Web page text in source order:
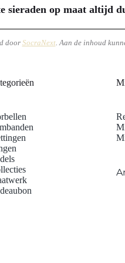
met edelstenen,
en voorkeuren en jij een uniek
sieraden op maat altijd
handgemaakte sieraden op
ontwerp, streven
door SocraNext. Aan de inhoud